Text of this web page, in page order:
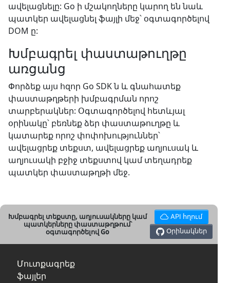
ավելացնելը: Go ի մշակողները կարող են նաև
պատկեր ավելացնել ֆայլի մեջ՝ օգտագործելով
DOM ը:
Խմբագրել փաստաթուղթը
առցանց
Փորձեք այս հզոր Go SDK ն և գնահատեք
փաստաթղթերի խմբագրման որոշ
տարբերակներ: Օգտագործելով հետևյալ
օրինակը՝ բեռնեք ձեր փաստաթուղթը և
կատարեք որոշ փոփոխություններ՝
ավելացրեք տեքստ, ավելացրեք աղյուսակ և
աղյուսակի բջիջ տեքստով կամ տեղադրեք
պատկեր փաստաթղթի մեջ.
Խմբագրել տեքստը, աղյուսակները կամ
պատկերները փաստաթղթում՝
օգտագործելով Go
API հղում
Օրինակներ
Մուտքագրեք
ֆայլեր